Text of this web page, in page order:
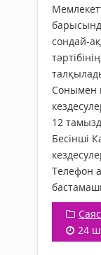
сондай-
Сонымен
12
Бесінші
Телефон
24